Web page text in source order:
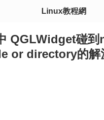
Linux教程網
QGLWidget碰
or directory的解